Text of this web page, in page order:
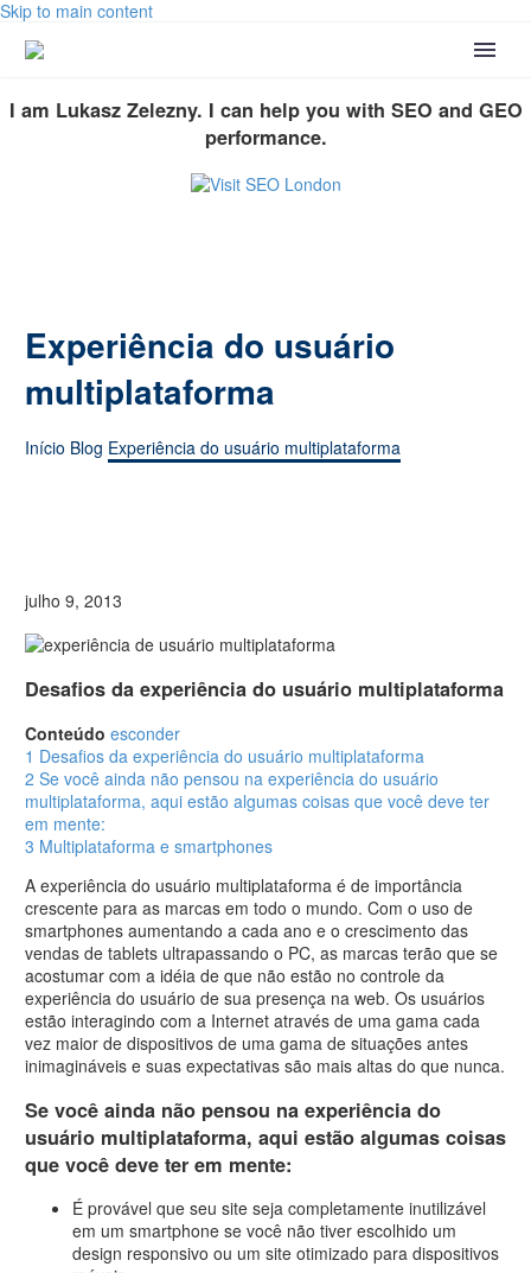
Skip to main content
I am Lukasz Zelezny. I can help you with SEO and GEO
performance.
Experiência do usuário
multiplataforma
Início Blog Experiência do usuário multiplataforma
julho 9, 2013
Desafios da experiência do usuário multiplataforma
Conteúdo esconder
1 Desafios da experiência do usuário multiplataforma
2 Se você ainda não pensou na experiência do usuário
multiplataforma, aqui estão algumas coisas que você deve ter
em mente:
3 Multiplataforma e smartphones
A experiência do usuário multiplataforma é de importância
crescente para as marcas em todo o mundo. Com o uso de
smartphones aumentando a cada ano e o crescimento das
vendas de tablets ultrapassando o PC, as marcas terão que se
acostumar com a idéia de que não estão no controle da
experiência do usuário de sua presença na web. Os usuários
estão interagindo com a Internet através de uma gama cada
vez maior de dispositivos de uma gama de situações antes
inimagináveis e suas expectativas são mais altas do que nunca.
Se você ainda não pensou na experiência do
usuário multiplataforma, aqui estão algumas coisas
que você deve ter em mente:
É provável que seu site seja completamente inutilizável
em um smartphone se você não tiver escolhido um
design responsivo ou um site otimizado para dispositivos